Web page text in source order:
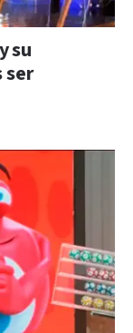
su
ser